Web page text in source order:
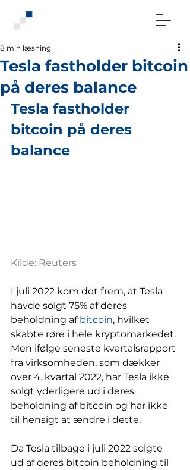
Tesla fastholder bitcoin
på deres balance
8 min læsning
Tesla fastholder
bitcoin på deres
balance
Kilde: Reuters
I juli 2022 kom det frem, at Tesla
havde solgt 75% af deres
beholdning af bitcoin, hvilket
skabte røre i hele kryptomarkedet.
Men ifølge seneste kvartalsrapport
fra virksomheden, som dækker
over 4. kvartal 2022, har Tesla ikke
solgt yderligere ud i deres
beholdning af bitcoin og har ikke
til hensigt at ændre i dette.
Da Tesla tilbage i juli 2022 solgte
ud af deres bitcoin beholdning til